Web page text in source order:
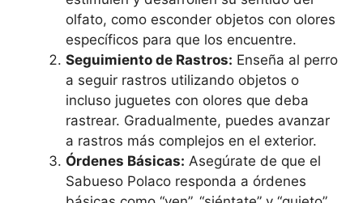
olfato, como esconder objetos con olores
específicos para que los encuentre.
Seguimiento de Rastros: Enseña al perro
a seguir rastros utilizando objetos o
incluso juguetes con olores que deba
rastrear. Gradualmente, puedes avanzar
a rastros más complejos en el exterior.
Órdenes Básicas: Asegúrate de que el
Sabueso Polaco responda a órdenes